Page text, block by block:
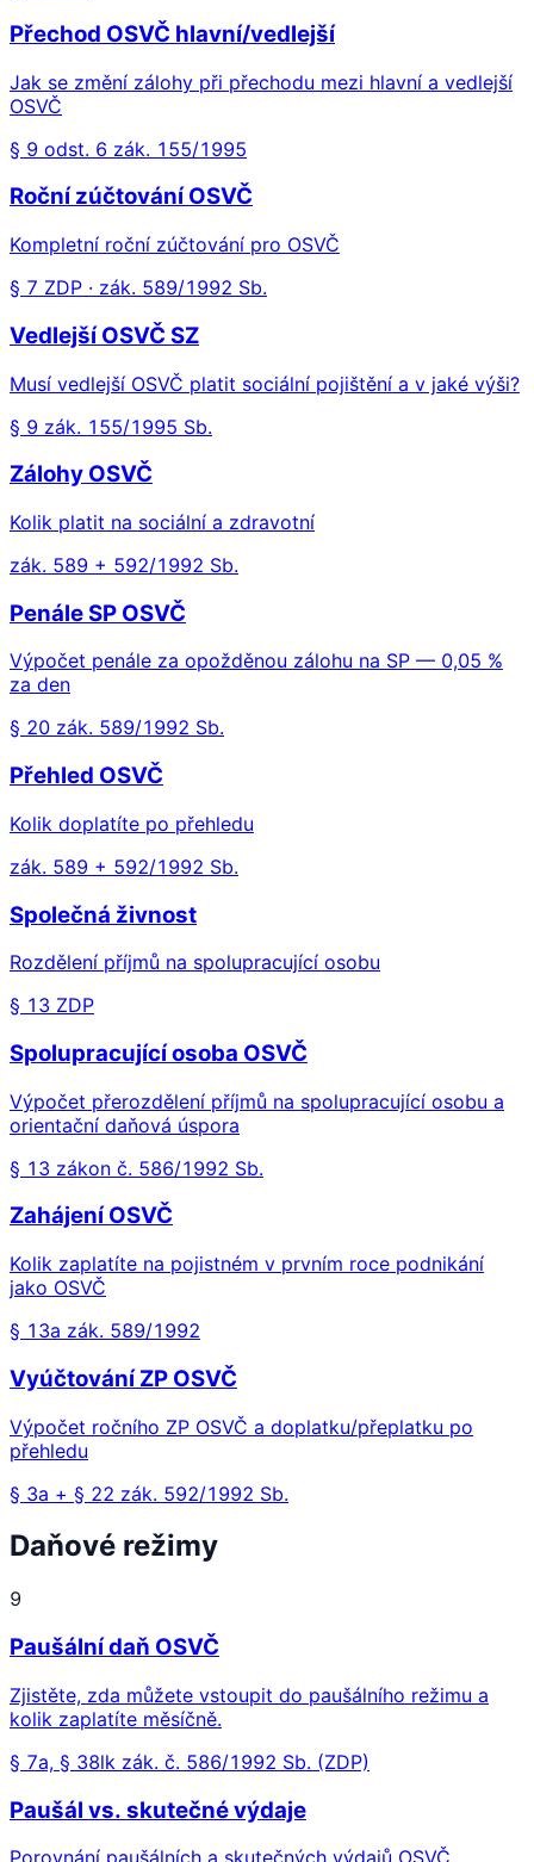
Přechod OSVČ hlavní/vedlejší
Jak se změní zálohy při přechodu mezi hlavní a vedlejší
OSVČ
§ 9 odst. 6 zák. 155/1995
Roční zúčtování OSVČ
Kompletní roční zúčtování pro OSVČ
§ 7 ZDP · zák. 589/1992 Sb.
Vedlejší OSVČ SZ
Musí vedlejší OSVČ platit sociální pojištění a v jaké výši?
§ 9 zák. 155/1995 Sb.
Zálohy OSVČ
Kolik platit na sociální a zdravotní
zák. 589 + 592/1992 Sb.
Penále SP OSVČ
Výpočet penále za opožděnou zálohu na SP — 0,05 %
za den
§ 20 zák. 589/1992 Sb.
Přehled OSVČ
Kolik doplatíte po přehledu
zák. 589 + 592/1992 Sb.
Společná živnost
Rozdělení příjmů na spolupracující osobu
§ 13 ZDP
Spolupracující osoba OSVČ
Výpočet přerozdělení příjmů na spolupracující osobu a
orientační daňová úspora
§ 13 zákon č. 586/1992 Sb.
Zahájení OSVČ
Kolik zaplatíte na pojistném v prvním roce podnikání
jako OSVČ
§ 13a zák. 589/1992
Vyúčtování ZP OSVČ
Výpočet ročního ZP OSVČ a doplatku/přeplatku po
přehledu
§ 3a + § 22 zák. 592/1992 Sb.
Daňové režimy
9
Paušální daň OSVČ
Zjistěte, zda můžete vstoupit do paušálního režimu a
kolik zaplatíte měsíčně.
§ 7a, § 38lk zák. č. 586/1992 Sb. (ZDP)
Paušál vs. skutečné výdaje